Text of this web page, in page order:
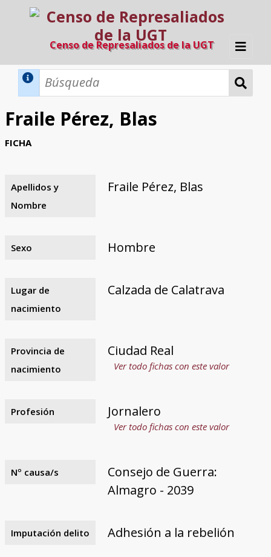
Censo de Represaliados de la UGT
Inicio
Búsqueda Dinámica
Búsqueda Avanzada
Razones y objetivos
El equipo
Colaboradores
Fuentes documentales
Fraile Pérez, Blas
FICHA
Apellidos y
Nombre
Fraile Pérez, Blas
Sexo Hombre
Lugar de
nacimiento
Calzada de Calatrava
Provincia de
nacimiento
Ciudad Real
Ver todo fichas con este valor
Profesión Jornalero
Ver todo fichas con este valor
Nº causa/s
Consejo de Guerra:
Almagro - 2039
Imputación delito Adhesión a la rebelión